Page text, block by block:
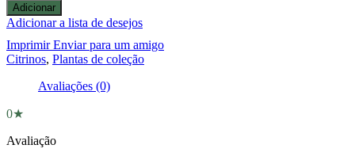
Adicionar
Adicionar a lista de desejos
ImprimirEnviar para um amigo
Citrinos, Plantas de coleção
Avaliações (0)
0★
Avaliação